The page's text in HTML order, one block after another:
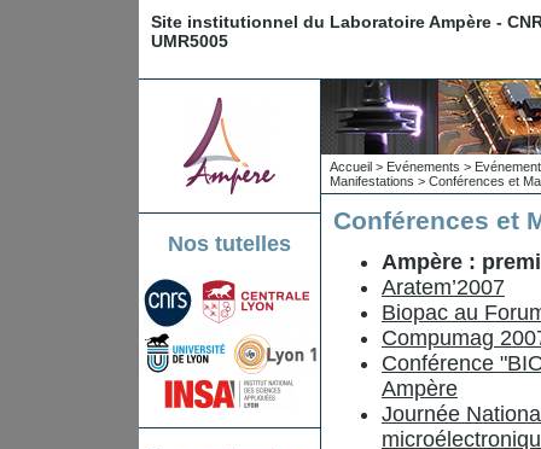
Site institutionnel du Laboratoire Ampère -
UMR5005
Nos tutelles
Accueil > Evénements >
Manifestations > Conférences et
Conférences et
Ampère :
Aratem’2007
Biopac au
Compumag
Conférence
Ampère
Journée